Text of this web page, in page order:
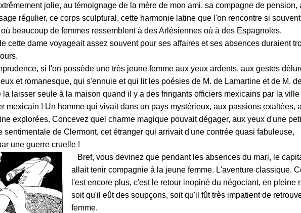
jolie, au témoignage de la mère de mon ami, sa compagne de pension,
régulier, ce corps sculptural, cette harmonie latine que l'on rencontre si
beaucoup de femmes ressemblent à des Arlésiennes où à des Espagnoles.
cette dame voyageait assez souvent pour ses affaires et ses absences duraient
si l'on possède une très jeune femme aux yeux ardents, aux gestes
et romanesque, qui s'ennuie et qui lit les poésies de M. de Lamartine et de M.
la laisser seule à la maison quand il y a des fringants officiers mexicains par la ville
mexicain ! Un homme qui vivait dans un pays mystérieux, aux passions exaltées,
explorées. Concevez quel charme magique pouvait dégager, aux yeux d'une
sentimentale de Clermont, cet étranger qui arrivait d'une contrée quasi fabuleuse,
une guerre cruelle !
Bref, vous devinez que pendant les absences du mari, le
allait tenir compagnie à la jeune femme. L'aventure classique.
l'est encore plus, c'est le retour inopiné du négociant, en pleine
soit qu'il eût des soupçons, soit qu'il fût très impatient de
femme.